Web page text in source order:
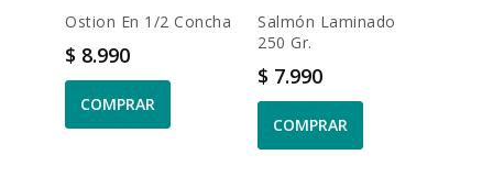
Ostion En 1/2 Concha
Precio
$ 8.990
COMPRAR
Salmón Laminado
250 Gr.
Precio
$ 7.990
COMPRAR